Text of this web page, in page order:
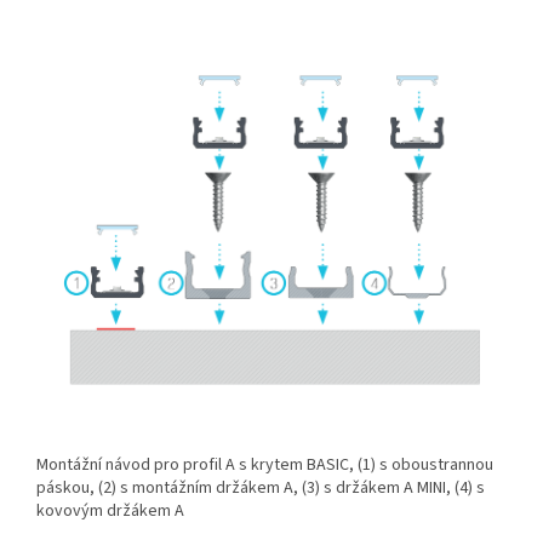
Montážní návod pro profil A s krytem BASIC, (1) s oboustrannou
páskou, (2) s montážním držákem A, (3) s držákem A MINI, (4) s
kovovým držákem A